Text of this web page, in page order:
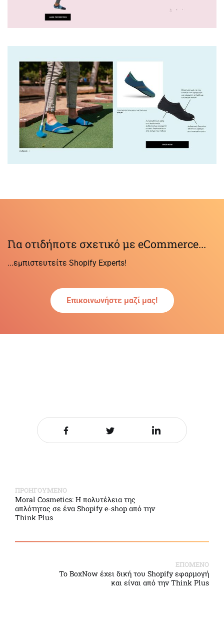
Για οτιδήποτε σχετικό με eCommerce...
...εμπιστευτείτε Shopify Experts!
Επικοινωνήστε μαζί μας!
Share it on FacebookShare it on TwitterShare it on LinkedIn
ΠΡΟΗΓΟΥΜΕΝΟ
Moral Cosmetics: Η πολυτέλεια της
απλότητας σε ένα Shopify e-shop από την
Think Plus
ΕΠΟΜΕΝΟ
Το BoxNow έχει δική του Shopify εφαρμογή
και είναι από την Think Plus